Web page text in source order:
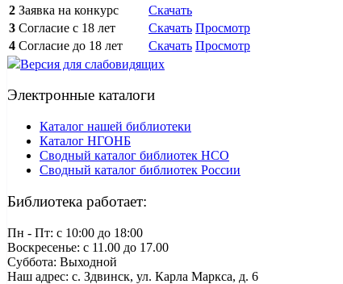
2 Заявка на конкурс
Скачать
3 Согласие с 18 лет Скачать Просмотр
4 Согласие до 18 лет Скачать Просмотр
Версия для слабовидящих
Электронные каталоги
Каталог нашей библиотеки
Каталог НГОНБ
Сводный каталог библиотек НСО
Сводный каталог библиотек России
Библиотека работает:
Пн - Пт: c 10:00 до 18:00
Воскресенье: с 11.00 до 17.00
Суббота: Выходной
Наш адрес: с. Здвинск, ул. Карла Маркса, д. 6